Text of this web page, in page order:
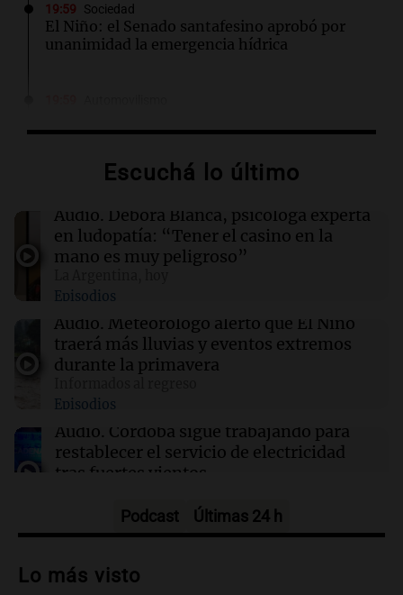
19:59 Sociedad
El Niño: el Senado santafesino aprobó por
unanimidad la emergencia hídrica
un robo en Italia: "Ni la matera dejaron"
Artistas argentinos se movilizan contra la Ley
de Propiedad Privada frente al Congreso
"La droga era mía y ni siquiera tuvimos sexo":
Candela Arizaga contó cómo fue su noche con
Moyano
Incidentes frente al Congreso: diez detenidos
y dos heridos tras la marcha
Escuchá lo último
Audio. Débora Blanca, psicóloga experta
en ludopatía: “Tener el casino en la
mano es muy peligroso”
Episodios
Audio. Meteorólogo alertó que El Niño
traerá más lluvias y eventos extremos
durante la primavera
Episodios
Audio. Córdoba sigue trabajando para
restablecer el servicio de electricidad
tras fuertes vientos
Audio.Según una encuesta, el 80% de
economía mejorará el próximo año
Podcast Últimas 24 h
Lo más visto